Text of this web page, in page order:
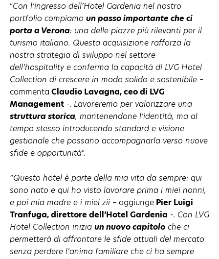
“Con l’ingresso dell’Hotel Gardenia nel nostro
portfolio compiamo un passo importante che ci
porta a Verona: una delle piazze più rilevanti per il
turismo italiano. Questa acquisizione rafforza la
nostra strategia di sviluppo nel settore
dell’hospitality e conferma la capacità di LVG Hotel
Collection di crescere in modo solido e sostenibile –
commenta Claudio Lavagna, ceo di LVG
Management -. Lavoreremo per valorizzare una
struttura storica, mantenendone l’identità, ma al
tempo stesso introducendo standard e visione
gestionale che possano accompagnarla verso nuove
sfide e opportunità”.
“Questo hotel è parte della mia vita da sempre: qui
sono nato e qui ho visto lavorare prima i miei nonni,
e poi mia madre e i miei zii – aggiunge Pier Luigi
Tranfuga, direttore dell’Hotel Gardenia -. Con LVG
Hotel Collection inizia un nuovo capitolo che ci
permetterà di affrontare le sfide attuali del mercato
senza perdere l’anima familiare che ci ha sempre